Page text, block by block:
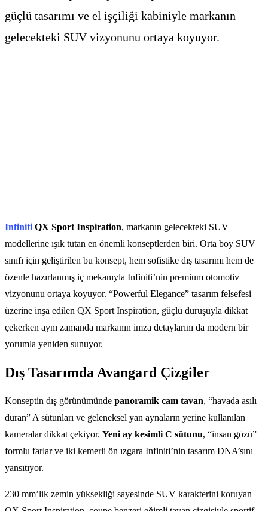
güçlü tasarımı ve el işçiliği kabiniyle markanın
gelecekteki SUV vizyonunu ortaya koyuyor.
Infiniti QX Sport Inspiration, markanın gelecekteki SUV
modellerine ışık tutan en önemli konseptlerden biri. Orta boy SUV
sınıfı için geliştirilen bu konsept, hem sofistike dış tasarımı hem de
özenle hazırlanmış iç mekanıyla Infiniti’nin premium otomotiv
vizyonunu ortaya koyuyor. “Powerful Elegance” tasarım felsefesi
üzerine inşa edilen QX Sport Inspiration, güçlü duruşuyla dikkat
çekerken aynı zamanda markanın imza detaylarını da modern bir
yorumla yeniden sunuyor.
Dış Tasarımda Avangard Çizgiler
Konseptin dış görünümünde panoramik cam tavan, “havada asılı
duran” A sütunları ve geleneksel yan aynaların yerine kullanılan
kameralar dikkat çekiyor. Yeni ay kesimli C sütunu, “insan gözü”
formlu farlar ve iki kemerli ön ızgara Infiniti’nin tasarım DNA’sını
yansıtıyor.
230 mm’lik zemin yüksekliği sayesinde SUV karakterini koruyan